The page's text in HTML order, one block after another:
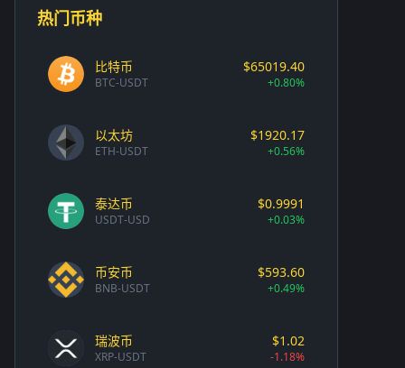
热门币种
比特币
BTC-USDT
$65019.40
+0.80%
以太坊
ETH-USDT
$1920.17
+0.56%
泰达币
USDT-USD
$0.9991
+0.03%
币安币
BNB-USDT
$593.60
+0.49%
瑞波币
XRP-USDT
$1.02
-1.18%